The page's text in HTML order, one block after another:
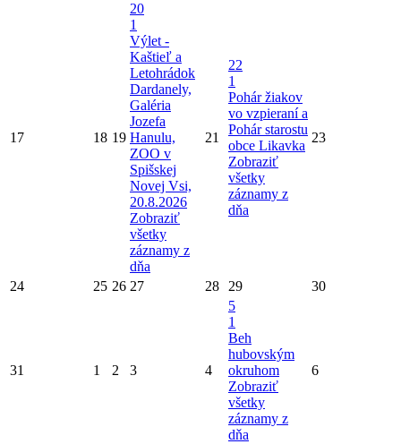
17 18 19
20
1
Výlet -
Kaštieľ a
Letohrádok
Dardanely,
Galéria
Jozefa
Hanulu,
ZOO v
Spišskej
Novej Vsi,
20.8.2026
Zobraziť
všetky
záznamy z
dňa
21
22
1
Pohár žiakov
vo vzpieraní a
Pohár starostu
obce Likavka
Zobraziť
všetky
záznamy z
dňa
23
24 25 26 27 28 29 30
31 1 2 3 4
5
1
Beh
hubovským
okruhom
Zobraziť
všetky
záznamy z
dňa
6